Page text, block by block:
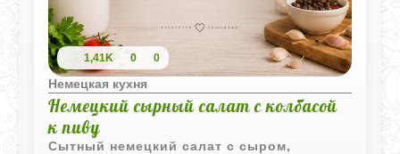
1,41K 0 0
Немецкая кухня
Немецкий сырный салат с колбасой
к пиву
Сытный немецкий салат с сыром,